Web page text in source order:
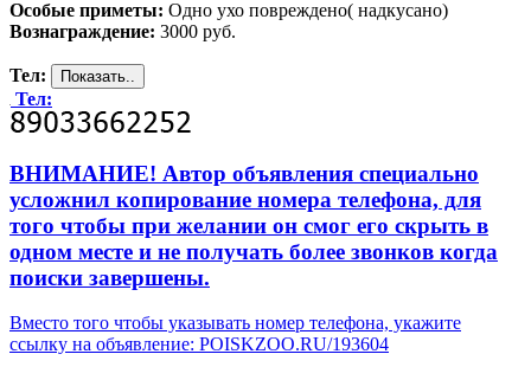
Особые приметы: Одно ухо повреждено( надкусано)
Вознаграждение: 3000 руб.
Тел:
Тел:
ВНИМАНИЕ! Автор объявления специально
усложнил копирование номера телефона, для
того чтобы при желании он смог его скрыть в
одном месте и не получать более звонков когда
поиски завершены.
Вместо того чтобы указывать номер телефона, укажите
ссылку на объявление: POISKZOO.RU/193604